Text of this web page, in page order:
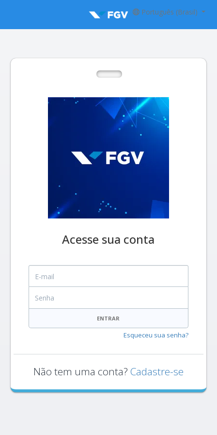
Português (Brasil)
Acesse sua conta
E-mail
ENTRAR
Esqueceu sua senha?
Não tem uma conta? Cadastre-se